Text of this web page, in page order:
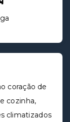
coração de
cozinha,
climatizados